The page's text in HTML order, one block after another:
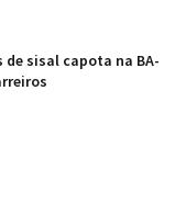
sisal capota na BA-